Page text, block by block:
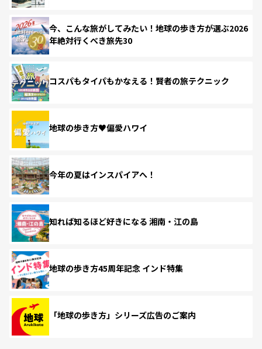
今、こんな旅がしてみたい！地球の歩き方が選ぶ2026
年絶対行くべき旅先30
コスパもタイパもかなえる！賢者の旅テクニック
地球の歩き方♥偏愛ハワイ
今年の夏はインスパイアへ！
知れば知るほど好きになる 湘南・江の島
地球の歩き方45周年記念 インド特集
「地球の歩き方」シリーズ広告のご案内